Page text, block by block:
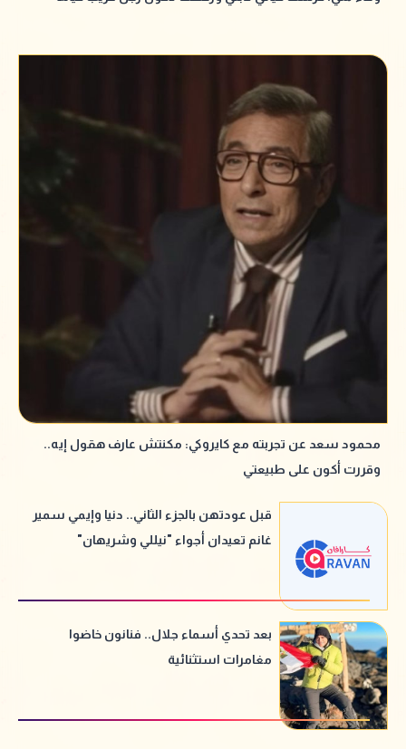
محمود سعد عن تجربته مع كايروكي: مكنتش عارف هقول إيه..
وقررت أكون على طبيعتي
قبل عودتهن بالجزء الثاني.. دنيا وإيمي سمير
غانم تعيدان أجواء "نيللي وشريهان"
بعد تحدي أسماء جلال.. فنانون خاضوا
مغامرات استثنائية